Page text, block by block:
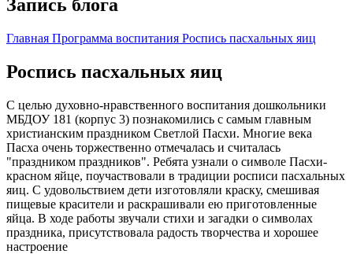
Запись блога
Главная Программа воспитания Роспись пасхальных яиц
Роспись пасхальных яиц
С целью духовно-нравственного воспитания дошкольники
МБДОУ 181 (корпус 3) познакомились с самым главным
христианским праздником Светлой Пасхи. Многие века
Пасха очень торжественно отмечалась и считалась
"праздником праздников". Ребята узнали о символе Пасхи-
красном яйце, поучаствовали в традиции росписи пасхальных
яиц. С удовольствием дети изготовляли краску, смешивая
пищевые красители и раскрашивали ею приготовленные
яйца. В ходе работы звучали стихи и загадки о символах
праздника, присутствовала радость творчества и хорошее
настроение